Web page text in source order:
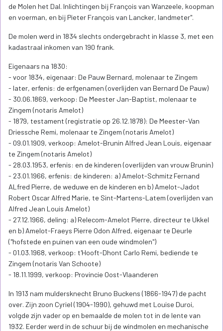
de Molen het Dal. Inlichtingen bij François van Wanzeele, koopman
en voerman, en bij Pieter François van Lancker, landmeter".
De molen werd in 1834 slechts ondergebracht in klasse 3, met een
kadastraal inkomen van 190 frank.
Eigenaars na 1830:
- voor 1834, eigenaar: De Pauw Bernard, molenaar te Zingem
- later, erfenis: de erfgenamen (overlijden van Bernard De Pauw)
- 30.06.1869, verkoop: De Meester Jan-Baptist, molenaar te
Zingem (notaris Amelot)
- 1879, testament (registratie op 26.12.1878): De Meester-Van
Driessche Remi, molenaar te Zingem (notaris Amelot)
- 09.01.1909, verkoop: Amelot-Brunin Alfred Jean Louis, eigenaar
te Zingem (notaris Amelot)
- 28.03.1953, erfenis: en de kinderen (overlijden van vrouw Brunin)
- 23.01.1966, erfenis: de kinderen: a) Amelot-Schmitz Fernand
ALfred Pierre, de weduwe en de kinderen en b) Amelot-Jadot
Robert Oscar Alfred Marie, te Sint-Martens-Latem (overlijden van
Alfred Jean Louis Amelot)
- 27.12.1966, deling: a) Relecom-Amelot Pierre, directeur te Ukkel
en b) Amelot-Fraeys Pierre Odon Alfred, eigenaar te Deurle
("hofstede en puinen van een oude windmolen")
- 01.03.1968, verkoop: t'Hooft-Dhont Carlo Remi, bediende te
Zingem (notaris Van Schoote)
- 18.11.1999, verkoop: Provincie Oost-Vlaanderen
In 1913 nam muldersknecht Bruno Buckens (1866-1947) de pacht
over. Zijn zoon Cyriel (1904-1990), gehuwd met Louise Duroi,
volgde zijn vader op en bemaalde de molen tot in de lente van
1932. Eerder werd in de schuur bij de windmolen en mechanische